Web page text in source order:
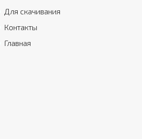
Для скачивания
Контакты
Главная